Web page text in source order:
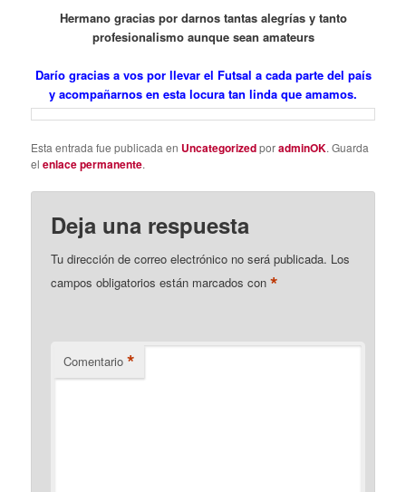
Hermano gracias por darnos tantas alegrías y tanto
profesionalismo aunque sean amateurs
Darío gracias a vos por llevar el Futsal a cada parte del país
y acompañarnos en esta locura tan linda que amamos.
Esta entrada fue publicada en UncategorizedporadminOK. Guarda
elenlace permanente.
Deja una respuesta
Tu dirección de correo electrónico no será publicada. Los
campos obligatorios están marcados con*
Comentario *